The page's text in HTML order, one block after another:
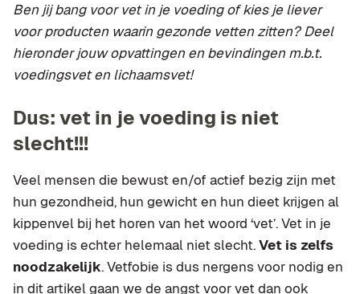
Ben jij bang voor vet in je voeding of kies je liever
voor producten waarin gezonde vetten zitten? Deel
hieronder jouw opvattingen en bevindingen m.b.t.
voedingsvet en lichaamsvet!
Dus: vet in je voeding is niet
slecht!!!
Veel mensen die bewust en/of actief bezig zijn met
hun gezondheid, hun gewicht en hun dieet krijgen al
kippenvel bij het horen van het woord ‘vet’. Vet in je
voeding is echter helemaal niet slecht.Vet is zelfs
noodzakelijk. Vetfobie is dus nergens voor nodig en
in dit artikel gaan we de angst voor vet dan ook